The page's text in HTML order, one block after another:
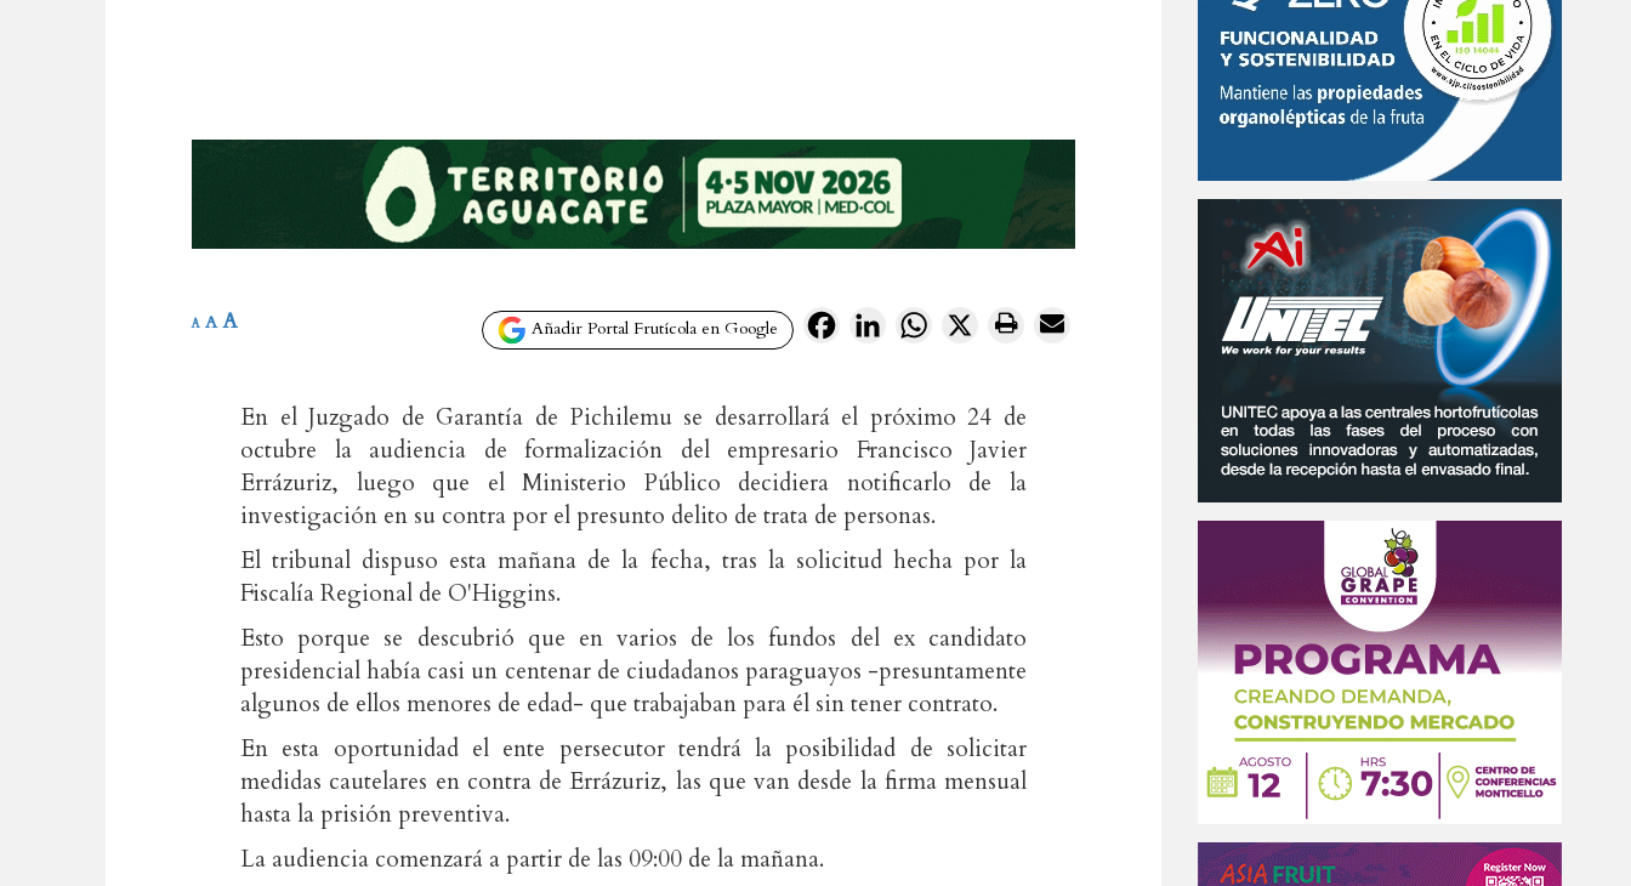
Añadir Portal Frutícola en Google FacebookLinkedInWhatsApp
X
A A A
En el Juzgado de Garantía de Pichilemu se desarrollará el próximo 24 de
octubre la audiencia de formalización del empresario Francisco Javier
Errázuriz, luego que el Ministerio Público decidiera notificarlo de la
investigación en su contra por el presunto delito de trata de personas.
El tribunal dispuso esta mañana de la fecha, tras la solicitud hecha por la
Fiscalía Regional de O'Higgins.
Esto porque se descubrió que en varios de los fundos del ex candidato
presidencial había casi un centenar de ciudadanos paraguayos -presuntamente
algunos de ellos menores de edad- que trabajaban para él sin tener contrato.
En esta oportunidad el ente persecutor tendrá la posibilidad de solicitar
medidas cautelares en contra de Errázuriz, las que van desde la firma mensual
hasta la prisión preventiva.
La audiencia comenzará a partir de las 09:00 de la mañana.